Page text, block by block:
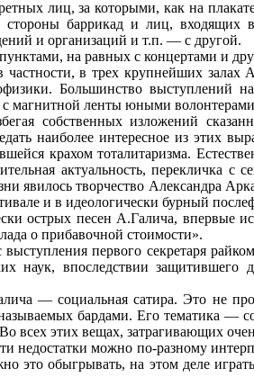
лиц, за которыми, как на
баррикад и лиц, входящих в
и организаций и т.п. — с другой.
на равных с концертами и
в трех крупнейших
Большинство выступлений
магнитной ленты юными волонтерами
собственных изложений
наиболее интересное из этих
крахом тоталитаризма.
актуальность, перекличка
явилось творчество Александра
и в идеологически бурный
острых песен А.Галича, впервые
о прибавочной стоимости».
первого секретаря
впоследствии защитившего
— социальная сатира. Это не
бардами. Его тематика —
всех этих вещах, затрагивающих
недостатки можно по-разному
это обыгрывать, на этом деле